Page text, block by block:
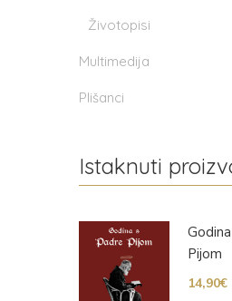
Životopisi
Multimedija
Plišanci
Istaknuti
Pijom
14,90€